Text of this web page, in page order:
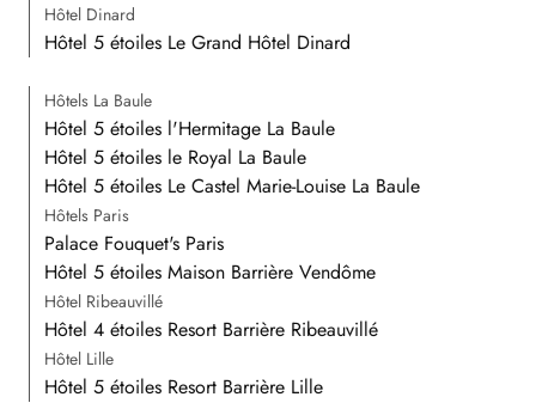
Hôtel Dinard
Hôtel 5 étoiles Le Grand Hôtel Dinard
Hôtels La Baule
Hôtel 5 étoiles l'Hermitage La Baule
Hôtel 5 étoiles le Royal La Baule
Hôtel 5 étoiles Le Castel Marie-Louise La Baule
Hôtels Paris
Palace Fouquet's Paris
Hôtel 5 étoiles Maison Barrière Vendôme
Hôtel Ribeauvillé
Hôtel 4 étoiles Resort Barrière Ribeauvillé
Hôtel Lille
Hôtel 5 étoiles Resort Barrière Lille